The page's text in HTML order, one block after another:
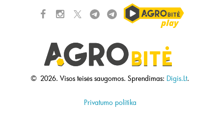
© 2026. Visos teisės saugomos. Sprendimas: Digis.Lt.
Privatumo politika